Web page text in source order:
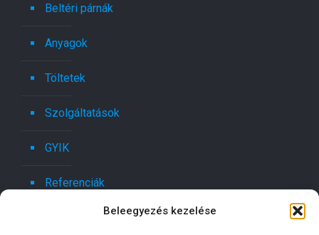
Beleegyezés kezelése
Beltéri párnák
Anyagok
Töltetek
Szolgáltatások
GYIK
Referenciák